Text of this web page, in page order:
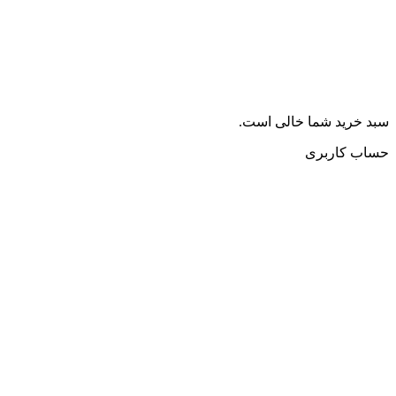
سبد خرید شما خالی است.
حساب کاربری